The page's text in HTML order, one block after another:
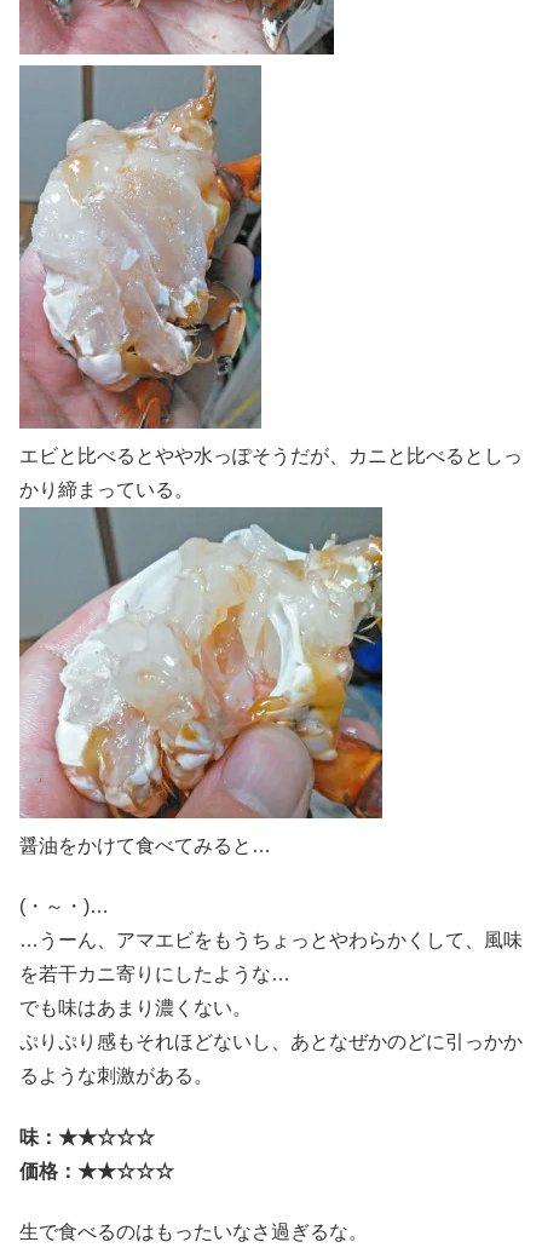
エビと比べるとやや水っぽそうだが、カニと比べるとしっ
かり締まっている。
醤油をかけて食べてみると…
(・～・)…
…うーん、アマエビをもうちょっとやわらかくして、風味
を若干カニ寄りにしたような…
でも味はあまり濃くない。
ぷりぷり感もそれほどないし、あとなぜかのどに引っかか
るような刺激がある。
味：★★☆☆☆
価格：★★☆☆☆
生で食べるのはもったいなさ過ぎるな。